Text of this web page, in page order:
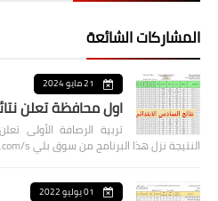
المشاركات الشائعة
21 مايو 2024
اول محافظة تعلن
تربية الرصافة الأولى
النتيجة نزل هذا البرنامج من سوق بلي https://play.google.com/s…
01 يوليو 2022